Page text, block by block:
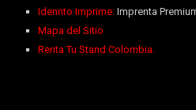
Idennto Imprime:Imprenta
Mapa del Sitio
Renta Tu Stand Colombia.